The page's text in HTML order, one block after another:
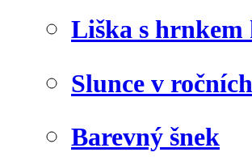
Liška s hrnkem
Slunce v
Barevný šnek